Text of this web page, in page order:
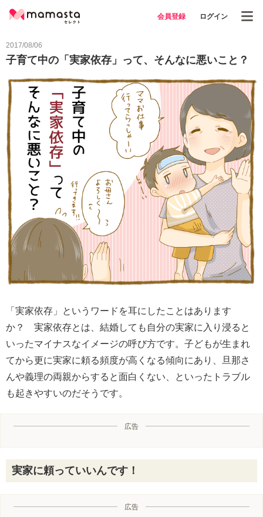
会員登録 ログイン
2017/08/06
子育て中の「実家依存」って、そんなに悪いこと？
「実家依存」というワードを耳にしたことはあります
か？ 実家依存とは、結婚しても自分の実家に入り浸ると
いったマイナスなイメージの呼び方です。子どもが生まれ
てから更に実家に頼る頻度が高くなる傾向にあり、旦那さ
んや義理の両親からすると面白くない、といったトラブル
も起きやすいのだそうです。
広告
実家に頼っていいんです！
広告